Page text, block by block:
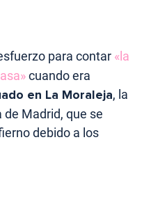
para contar «la
cuando era
en La Moraleja, la
Madrid, que se
debido a los